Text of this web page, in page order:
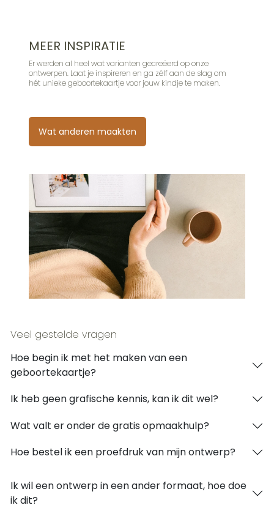
MEER INSPIRATIE
Er werden al heel wat varianten gecreëerd op onze
ontwerpen. Laat je inspireren en ga zélf aan de slag om
hét unieke geboortekaartje voor jouw kindje te maken.
Wat anderen maakten
Veel gestelde vragen
Hoe begin ik met het maken van een
geboortekaartje?
Ik heb geen grafische kennis, kan ik dit wel?
Wat valt er onder de gratis opmaakhulp?
Hoe bestel ik een proefdruk van mijn ontwerp?
Ik wil een ontwerp in een ander formaat, hoe doe
ik dit?